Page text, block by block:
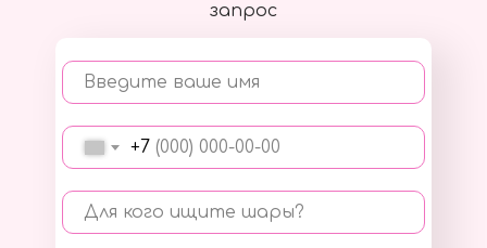
запрос
Введите ваше имя
+7
Для кого ищите шары?